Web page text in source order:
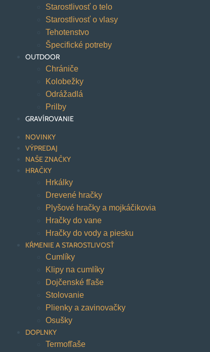
Starostlivosť o telo
Starostlivosť o vlasy
Tehotenstvo
Špecifické potreby
OUTDOOR
Chrániče
Kolobežky
Odrážadlá
Prilby
GRAVÍROVANIE
NOVINKY
VÝPREDAJ
NAŠE ZNAČKY
HRAČKY
Hrkálky
Drevené hračky
Plyšové hračky a mojkáčikovia
Hračky do vane
Hračky do vody a piesku
KŔMENIE A STAROSTLIVOSŤ
Cumlíky
Klipy na cumlíky
Dojčenské fľaše
Stolovanie
Plienky a zavinovačky
Osušky
DOPLNKY
Termofľaše